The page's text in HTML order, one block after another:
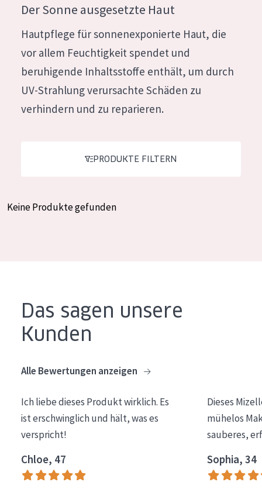
Feuchtigkeit und Ausstrahlung
Faltenreduzierung
Hautregeneration
Hautstraffung
PRODUKTTYP
Expert
Empfindliche Haut
Normale bis trockene Haut
Mischhaut und fettige Haut
Reife Haut
Der Sonne ausgesetzte Haut
German
Spanish
Greek
Der Sonne ausgesetzte Haut
Hautpflege für sonnenexponierte Haut, die
vor allem Feuchtigkeit spendet und
beruhigende Inhaltsstoffe enthält, um durch
UV-Strahlung verursachte Schäden zu
verhindern und zu reparieren.
PRODUKTE FILTERN
Keine Produkte gefunden
Das sagen unsere
Kunden
Alle Bewertungen anzeigen
Ich liebe dieses Produkt wirklich. Es
ist erschwinglich und hält, was es
verspricht!
Chloe, 47
Dieses
mühelos
sauberes,
Sophia, 34